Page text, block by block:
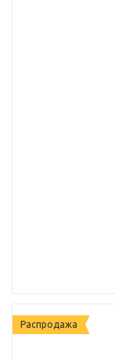
Распродажа